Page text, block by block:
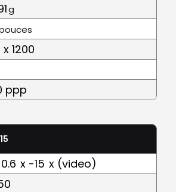
g
x 1200
ppp
15
x -15 x (video)